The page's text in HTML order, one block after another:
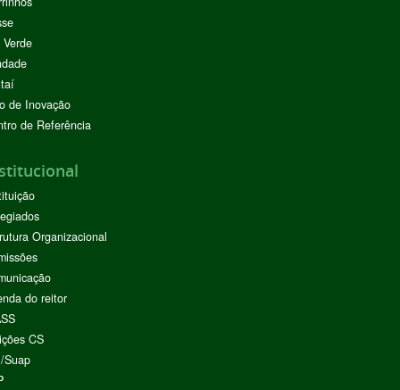
de Inovação
de Referência
Organizacional
do reitor
CS
Suap